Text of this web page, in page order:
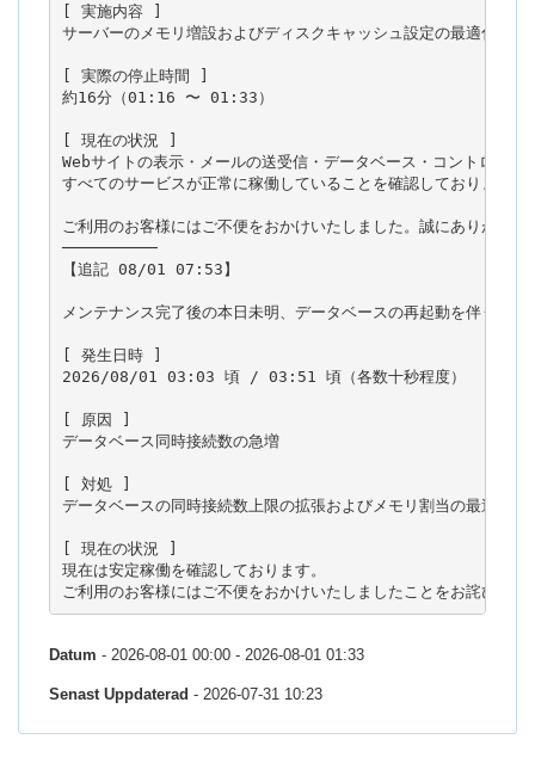
[ 実施内容 ]
サーバーのメモリ増設およびディスクキャッシュ設定の最適化を実
[ 実際の停止時間 ]
約16分（01:16 〜 01:33）
[ 現在の状況 ]
Webサイトの表示・メールの送受信・データベース・コントロール
すべてのサービスが正常に稼働していることを確認しております。
ご利用のお客様にはご不便をおかけいたしました。誠にありがとう
──────────
【追記 08/01 07:53】
メンテナンス完了後の本日未明、データベースの再起動を伴う短
[ 発生日時 ]
2026/08/01 03:03 頃 / 03:51 頃（各数十秒程度）
[ 原因 ]
データベース同時接続数の急増
[ 対処 ]
データベースの同時接続数上限の拡張およびメモリ割当の最適化
[ 現在の状況 ]
現在は安定稼働を確認しております。
Datum - 2026-08-01 00:00 - 2026-08-01 01:33
Senast Uppdaterad - 2026-07-31 10:23